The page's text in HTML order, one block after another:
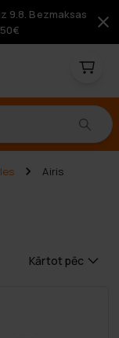
9.8. Bezmaksas
Airis
Kārtot pēc